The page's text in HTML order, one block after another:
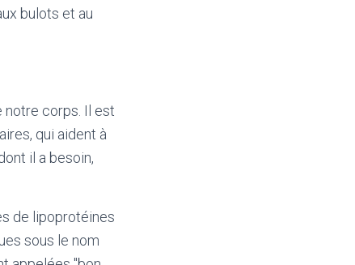
bulots et au
notre corps. Il est
qui aident à
il a besoin,
de lipoprotéines
sous le nom